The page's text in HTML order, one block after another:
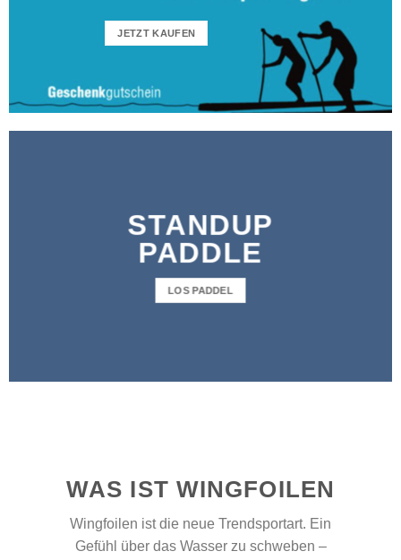
JETZT KAUFEN
STANDUP
PADDLE
LOS PADDEL
WAS IST WINGFOILEN
Wingfoilen ist die neue Trendsportart. Ein
Gefühl über das Wasser zu schweben –